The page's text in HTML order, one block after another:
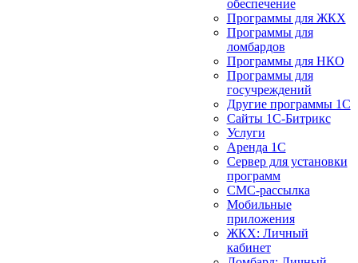
обеспечение
Программы для ЖКХ
Программы для
ломбардов
Программы для НКО
Программы для
госучреждений
Другие программы 1С
Сайты 1С-Битрикс
Услуги
Аренда 1С
Сервер для установки
программ
СМС-рассылка
Мобильные
приложения
ЖКХ: Личный
кабинет